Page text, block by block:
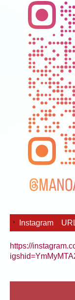
Instagram
https://